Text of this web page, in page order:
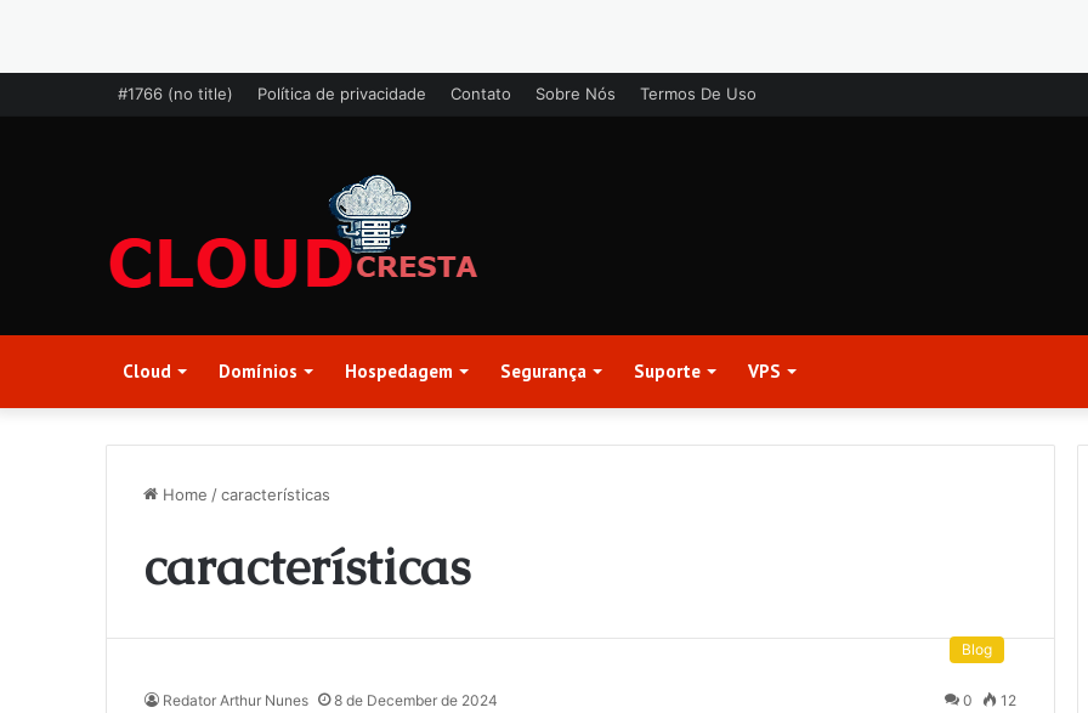
#1766 (no title) Política de privacidade Contato Sobre Nós Termos De Uso
Cloud Domínios Hospedagem Segurança Suporte VPS
Home /características
características
Blog
Redator Arthur Nunes 8 de December de 2024 0 12